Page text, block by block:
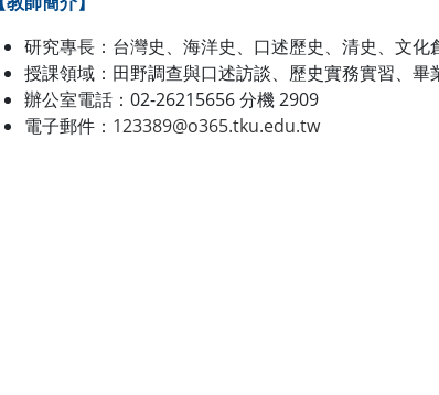
研究專長：台灣史、海洋史、口述歷史、清史、文化
授課領域：田野調查與口述訪談、歷史實務實習、畢
辦公室電話：02-26215656 分機 2909
電子郵件： 123389@o365.tku.edu.tw